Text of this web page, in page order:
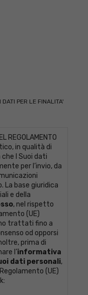
DATI PER LE FINALITA'
REGOLAMENTO
in qualità di
I Suoi dati
per l’invio, da
La base giuridica
e della
, nel rispetto
(UE)
trattati fino a
od opporsi
prima di
l’informativa
dati personali,
(UE)